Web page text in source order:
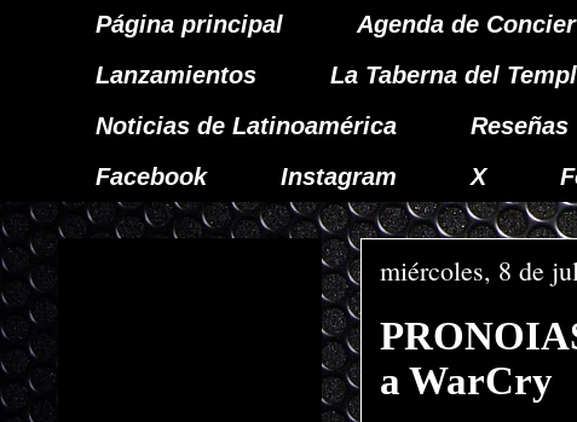
Página principal Agenda de
Lanzamientos
La Taberna del
Noticias de Latinoamérica
Reseñas
Facebook
Instagram X
miércoles, 8 de
a WarCry